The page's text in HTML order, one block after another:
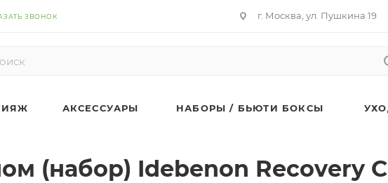
ЗВОНОК г. Москва, ул. Пушкина 19
АКСЕССУАРЫ НАБОРЫ / БЬЮТИ БОКСЫ
(набор) Idebenon Recovery